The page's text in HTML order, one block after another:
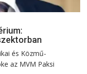
és Közmű-
az MVM Paksi